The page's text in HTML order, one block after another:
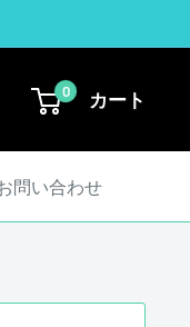
0 カート
問い合わせ